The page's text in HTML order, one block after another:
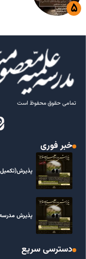
تمامی حقوق محفوظ است
خبر فوری
پذیرش
دسترسی سریع